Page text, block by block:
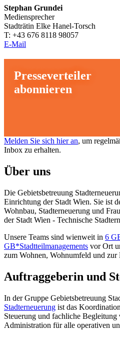
Stephan Grundei
Mediensprecher
Stadträtin Elke Hanel-Torsch
T: +43 676 8118 98057
E-Mail
Presseverteiler
abonnieren
Melden Sie sich hier an, um
Inbox zu erhalten.
Über uns
Die Gebietsbetreuung
Einrichtung der Stadt Wien. Sie ist
Wohnbau, Stadt­erneuerung und
der Stadt Wien - Technische
Unsere Teams sind wienweit in 6
GB*Stadtteilmanagements vor Ort
zum Wohnen, Wohnumfeld und zur
Auftraggeberin und
In der Gruppe Gebietsbetreuung
Stadterneuerung ist das
Steuerung und fachliche
Administration für alle operativen